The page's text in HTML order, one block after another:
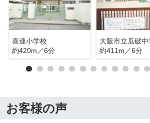
喜連小学校
約420m／6分
大阪市立瓜破中
約411m／6分
お客様の声